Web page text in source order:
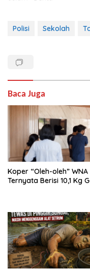
Polisi Sekolah
Baca Juga
Koper “Oleh-oleh”
Ternyata Berisi 10,1 Kg